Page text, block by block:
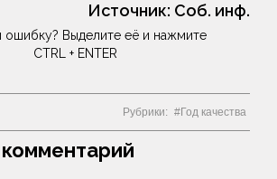
Источник: Соб. инф.
ошибку? Выделите её и нажмите
CTRL + ENTER
Рубрики: Год качества